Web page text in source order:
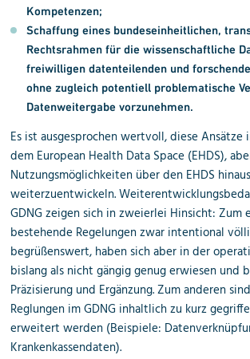
Kompetenzen;
Schaffung eines bundeseinheitlichen,
Rechtsrahmen für die wissenschaftliche
freiwilligen datenteilenden und
ohne zugleich potentiell problematische
Datenweitergabe vorzunehmen.
Es ist ausgesprochen wertvoll, diese Ansätze
dem European Health Data Space (EHDS),
Nutzungsmöglichkeiten über den EHDS
weiterzuentwickeln.
GDNG zeigen sich in zweierlei Hinsicht: Zum
bestehende Regelungen zwar intentional
begrüßenswert, haben sich aber in der
bislang als nicht gängig genug erwiesen und
Präzisierung und Ergänzung. Zum anderen
Reglungen im GDNG inhaltlich zu kurz
erweitert werden (Beispiele:
Krankenkassendaten).